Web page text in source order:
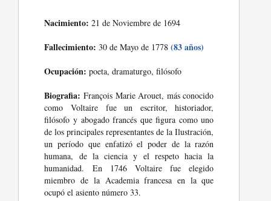
Nacimiento: 21 de Noviembre de 1694
Fallecimiento: 30 de Mayo de 1778(83 años)
Ocupación: poeta, dramaturgo, filósofo
Biografia: François Marie Arouet, más conocido
como Voltaire fue un escritor, historiador,
filósofo y abogado francés que figura como uno
de los principales representantes de la Ilustración,
un período que enfatizó el poder de la razón
humana, de la ciencia y el respeto hacia la
humanidad. En 1746 Voltaire fue elegido
miembro de la Academia francesa en la que
ocupó el asiento número 33.